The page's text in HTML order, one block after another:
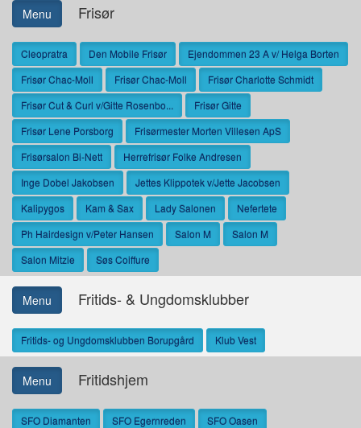
Menu Frisør
Cleopratra Den Mobile Frisør
Ejendommen 23 A v/ Helga Borten
Frisør Chac-Moll
Frisør Chac-Moll
Frisør Charlotte Schmidt
Frisør Cut & Curl v/Gitte Rosenbo...
Frisør Gitte
Frisør Lene Porsborg
Frisørmester Morten Villesen ApS
Frisørsalon Bi-Nett
Herrefrisør Folke Andresen
Inge Dobel Jakobsen
Jettes Klippotek v/Jette Jacobsen
Kalipygos
Kam & Sax Lady Salonen
Nefertete
Ph Hairdesign v/Peter Hansen
Salon M
Salon M
Salon Mitzie
Søs Coiffure
Menu Fritids- & Ungdomsklubber
Fritids- og Ungdomsklubben Borupgård Klub Vest
Menu Fritidshjem
SFO Diamanten SFO Egernreden
SFO Oasen